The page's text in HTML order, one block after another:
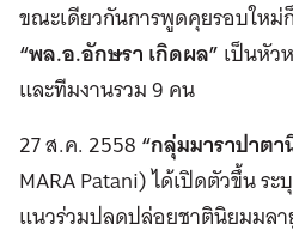
ขณะเดียวกันการพูดคุยรอบใหม่
“พล.อ.อักษรา เกิดผล”เป็นหั
และทีมงานรวม 9 คน
27 ส.ค. 2558“กลุ่มมาราปาตา
MARA Patani) ได้เปิดตัวขึ้น ร
แนวร่วมปลดปล่อยชาตินิยมมล